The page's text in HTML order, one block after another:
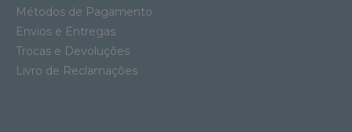
Métodos de Pagamento
Envios e Entregas
Trocas e Devoluções
Livro de Reclamações